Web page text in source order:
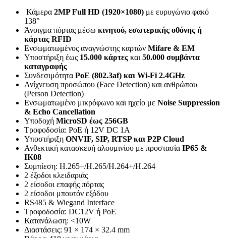
Κάμερα 2MP Full HD (1920×1080) με ευρυγώνιο φακό
138°
Άνοιγμα πόρτας μέσω κινητού, εσωτερικής οθόνης ή
κάρτας RFID
Ενσωματωμένος αναγνώστης καρτών Mifare & EM
Υποστήριξη έως 15.000 κάρτες και 50.000 συμβάντα
καταγραφής
Συνδεσιμότητα PoE (802.3af) και Wi-Fi 2.4GHz
Ανίχνευση προσώπου (Face Detection) και ανθρώπου
(Person Detection)
Ενσωματωμένο μικρόφωνο και ηχείο με Noise Suppression
& Echo Cancellation
Υποδοχή MicroSD έως 256GB
Τροφοδοσία: PoE ή 12V DC 1A
Υποστήριξη ONVIF, SIP, RTSP και P2P Cloud
Ανθεκτική κατασκευή αλουμινίου με προστασία IP65 &
IK08
Συμπίεση: H.265+/H.265/H.264+/H.264
2 έξοδοι κλειδαριάς
2 είσοδοι επαφής πόρτας
2 είσοδοι μπουτόν εξόδου
RS485 & Wiegand Interface
Τροφοδοσία: DC12V ή PoE
Κατανάλωση: <10W
Διαστάσεις: 91 × 174 × 32.4 mm